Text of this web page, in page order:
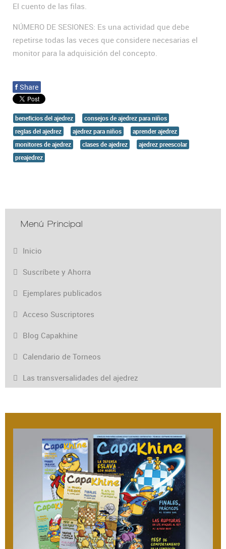
El cuento de las filas.
NÚMERO DE SESIONES: Es una actividad que debe
repetirse todas las veces que considere necesarias el
monitor para la adquisición del concepto.
f Share
beneficios del ajedrez
consejos de ajedrez para niños
reglas del ajedrez
ajedrez para niños
aprender ajedrez
monitores de ajedrez
clases de ajedrez
ajedrez preescolar
preajedrez
Menú Principal
Inicio
Suscríbete y Ahorra
Ejemplares publicados
Acceso Suscriptores
Blog Capakhine
Calendario de Torneos
Las transversalidades del ajedrez